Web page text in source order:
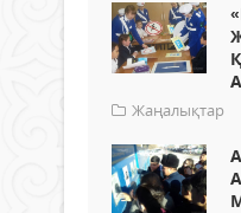
Жаңалықтар